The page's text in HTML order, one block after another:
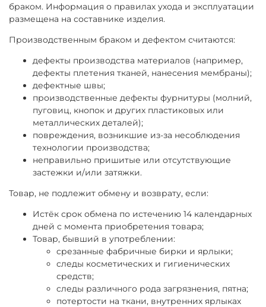
браком. Информация о правилах ухода и эксплуатации
размещена на составнике изделия.
Производственным браком и дефектом считаются:
дефекты производства материалов (например,
дефекты плетения тканей, нанесения мембраны);
дефектные швы;
производственные дефекты фурнитуры (молний,
пуговиц, кнопок и других пластиковых или
металлических деталей);
повреждения, возникшие из-за несоблюдения
технологии производства;
неправильно пришитые или отсутствующие
застежки и/или затяжки.
Товар, не подлежит обмену и возврату, если:
Истёк срок обмена по истечению 14 календарных
дней с момента приобретения товара;
Товар, бывший в употреблении:
cрезанные фабричные бирки и ярлыки;
cледы косметических и гигиенических
средств;
cледы различного рода загрязнения, пятна;
потертости на ткани, внутренних ярлыках